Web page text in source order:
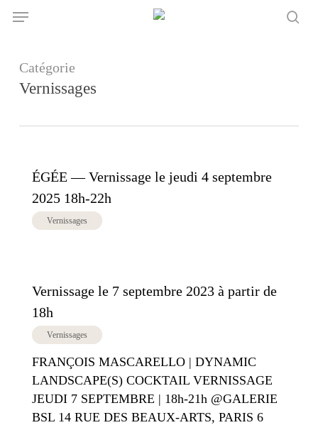
Skip
content
Menu
Catégorie
Vernissages
ÉGÉE — Vernissage le jeudi 4 septembre
2025 18h-22h
Vernissages
Vernissage le 7 septembre 2023 à partir de
18h
Vernissages
FRANÇOIS MASCARELLO | DYNAMIC
LANDSCAPE(S) COCKTAIL VERNISSAGE
JEUDI 7 SEPTEMBRE | 18h-21h @GALERIE
BSL 14 RUE DES BEAUX-ARTS, PARIS 6